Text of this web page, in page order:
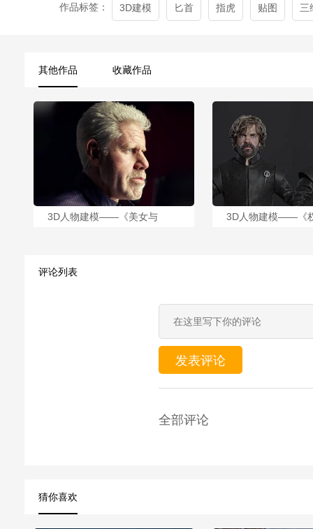
作品标签： 3D建模 匕首 指虎 贴图 三
其他作品 收藏作品
3D人物建模——《美女与 3D人物建模——《
评论列表
发表评论
全部评论
猜你喜欢